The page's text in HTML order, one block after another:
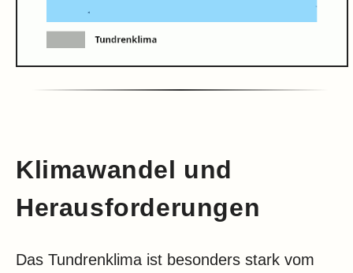
Klimawandel und
Herausforderungen
Das Tundrenklima ist besonders stark vom